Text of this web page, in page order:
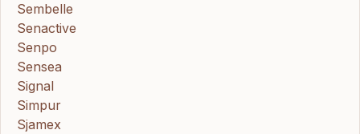
Sembelle
Senactive
Senpo
Sensea
Signal
Simpur
Sjamex